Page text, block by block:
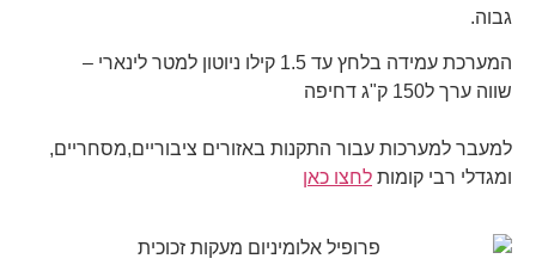
גבוה.
המערכת עמידה בלחץ עד 1.5 קילו ניוטון למטר לינארי –
שווה ערך ל150 ק"ג דחיפה
למעבר למערכות עבור התקנות באזורים ציבוריים,מסחריים,
ומגדלי רבי קומות לחצו כאן